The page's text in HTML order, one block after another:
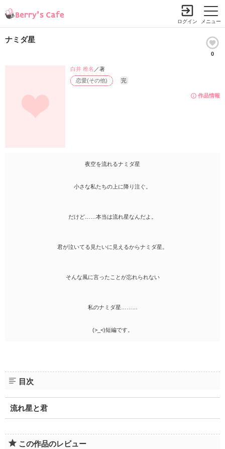
メニュー
ログイン
ナミダ星
0
作品情報
恋愛(その他) 完
白井 稚名 ／著
夜空を流れるナミダ星
小さな私たちの上に降り注ぐ。
だけど……本当は流れ星なんだよ。
君が泣いてる見たいに見えるからナミダ星。
そんな風に言ったことが忘れられない
私のナミダ星………
(>_<)短編です。
目次
流れ星と君
この作品のレビュー